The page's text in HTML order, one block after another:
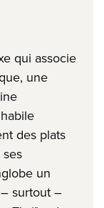
qui associe
une
des plats
un
surtout –